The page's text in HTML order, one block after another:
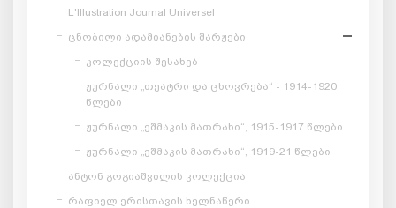
L'Illustration Journal Universel
ცნობილი ადამიანების შარჟები
კოლექციის შესახებ
ჟურნალი „თეატრი და ცხოვრება“ - 1914-1920
წლები
ჟურნალი „ეშმაკის მათრახი“, 1915-1917 წლები
ჟურნალი „ეშმაკის მათრახი“, 1919-21 წლები
ანტონ გოგიაშვილის კოლექცია
რაფიელ ერისთავის ხელნაწერი